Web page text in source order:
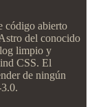
código abierto
del conocido
limpio y
CSS. El
de ningún